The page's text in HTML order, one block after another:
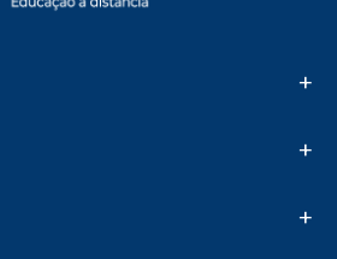
+
+
+